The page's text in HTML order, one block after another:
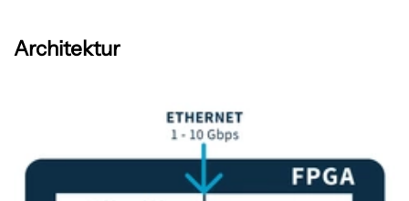
Architektur